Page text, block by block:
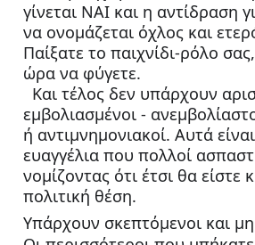
γίνεται ΝΑΙ και η αντίδραση
να ονομάζεται όχλος και
Παίξατε το παιχνίδι-ρόλο
ώρα να φύγετε.
εμβολιασμένοι -
ή αντιμνημονιακοί. Αυτά
ευαγγέλια που πολλοί
νομίζοντας ότι έτσι θα είστε
πολιτική θέση.
Υπάρχουν σκεπτόμενοι και